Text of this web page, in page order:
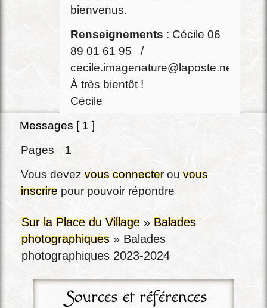
bienvenus.
Renseignements : Cécile 06
89 01 61 95 /
cecile.imagenature@laposte.net
À très bientôt !
Cécile
Messages [ 1 ]
Pages
1
Vous devezvous connecterouvous
inscrire pour pouvoir répondre
Sur la Place du Village » Balades
photographiques » Balades
photographiques 2023-2024
Sources et références